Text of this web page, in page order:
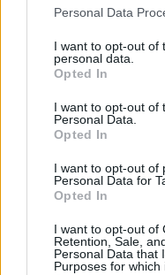
Personal Data
I want to opt-out of
personal data.
Opted In
I want to opt-out of
Personal Data.
Opted In
I want to opt-out of
Personal Data for
Opted In
I want to opt-out of
Retention, Sale,
Personal Data that
Purposes for which
permite avanzar. Es
realidad tu proyecto.
algunas maneras de
Piensa en
Muchas veces,
valorar las
pesimista dejando el
pesimismo, no te
visualiza escenarios
posibilidades
pierdas la calma y
que te va a impedir